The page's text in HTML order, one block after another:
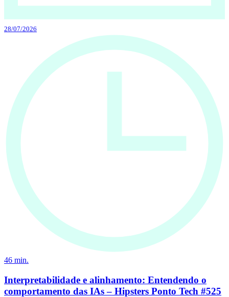
28/07/2026
46 min.
Interpretabilidade e alinhamento: Entendendo o
comportamento das IAs – Hipsters Ponto Tech #525